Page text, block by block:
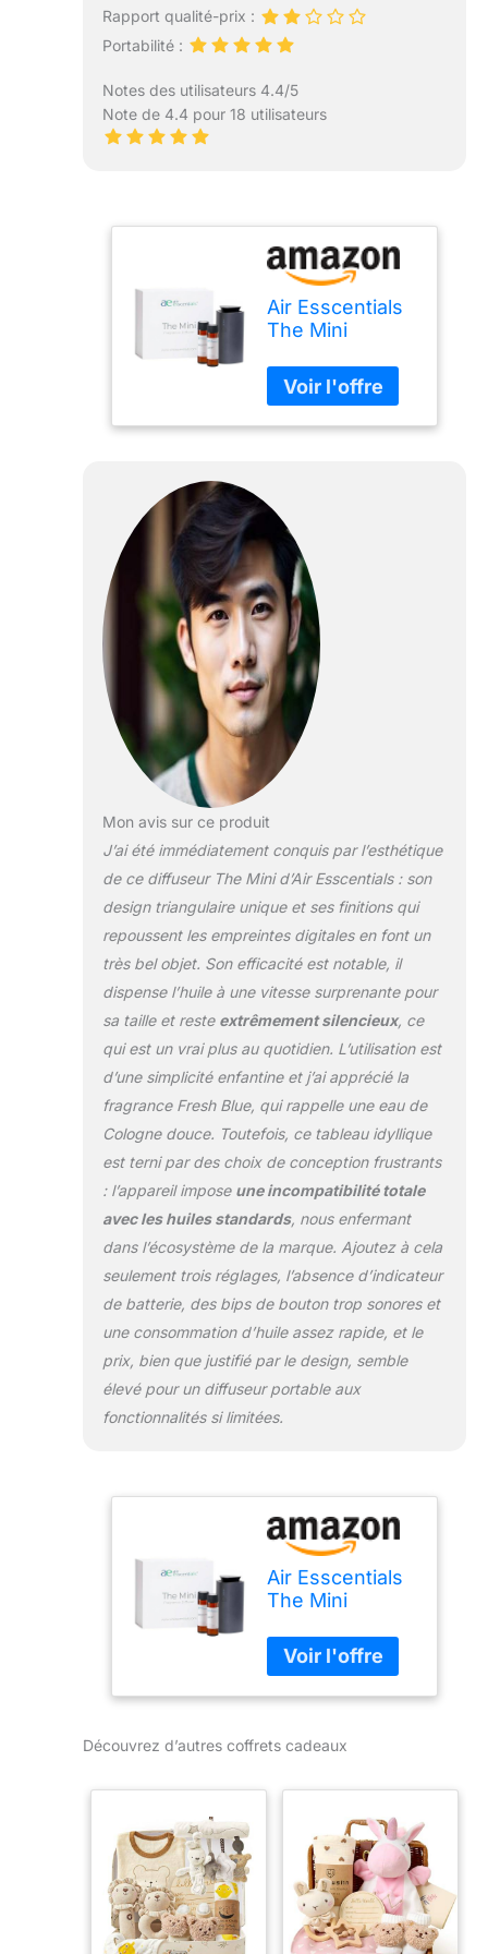
Rapport qualité-prix :
Portabilité :
Notes des utilisateurs 4.4/5
Note de 4.4 pour 18 utilisateurs
Air Esscentials
The Mini
| Diffuseur
d'huiles
essentielles de
citronnelle et
bleu frais |
Rechargeable
et portable |
Couverture de
300 m² |
Maison et
Mon avis sur ce produit
J’ai été immédiatement conquis par l’esthétique
de ce diffuseur The Mini d’Air Esscentials : son
design triangulaire unique et ses finitions qui
repoussent les empreintes digitales en font un
très bel objet. Son efficacité est notable, il
dispense l’huile à une vitesse surprenante pour
sa taille et reste extrêmement silencieux, ce
qui est un vrai plus au quotidien. L’utilisation est
d’une simplicité enfantine et j’ai apprécié la
fragrance Fresh Blue, qui rappelle une eau de
Cologne douce. Toutefois, ce tableau idyllique
est terni par des choix de conception frustrants
: l’appareil impose une incompatibilité totale
avec les huiles standards, nous enfermant
dans l’écosystème de la marque. Ajoutez à cela
seulement trois réglages, l’absence d’indicateur
de batterie, des bips de bouton trop sonores et
une consommation d’huile assez rapide, et le
prix, bien que justifié par le design, semble
élevé pour un diffuseur portable aux
fonctionnalités si limitées.
Air Esscentials
The Mini
| Diffuseur
d'huiles
essentielles de
supérieure
Rechargeable
et portable |
Couverture de
300 m² |
Maison et
Découvrez d’autres coffrets cadeaux